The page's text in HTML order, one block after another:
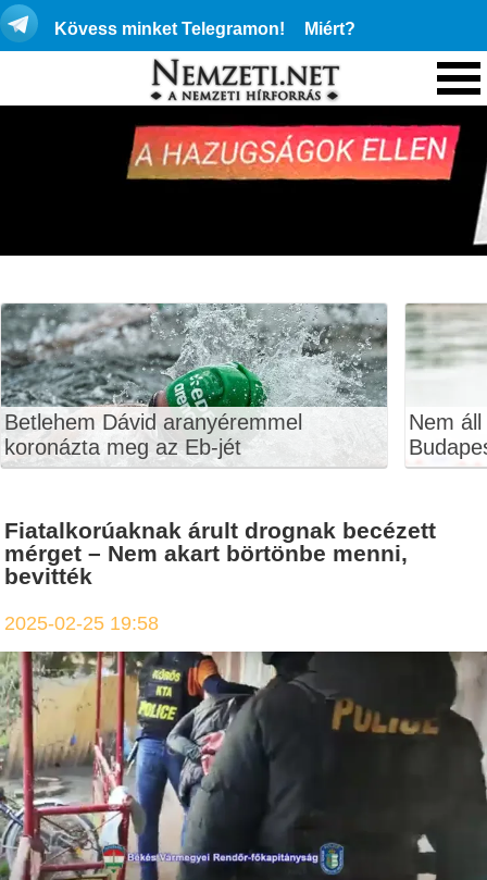
Kövess minket Telegramon! Miért?
Betlehem Dávid aranyéremmel
koronázta meg az Eb-jét
Nem
Fiatalkorúaknak árult drognak becézett
mérget – Nem akart börtönbe menni,
bevitték
2025-02-25 19:58